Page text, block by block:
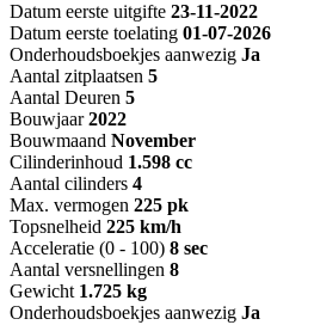
Datum eerste uitgifte 23-11-2022
Datum eerste toelating 01-07-2026
Onderhoudsboekjes aanwezig Ja
Aantal zitplaatsen 5
Aantal Deuren 5
Bouwjaar 2022
Bouwmaand November
Cilinderinhoud 1.598 cc
Aantal cilinders 4
Max. vermogen 225 pk
Topsnelheid 225 km/h
Acceleratie (0 - 100) 8 sec
Aantal versnellingen 8
Gewicht 1.725 kg
Onderhoudsboekjes aanwezig Ja